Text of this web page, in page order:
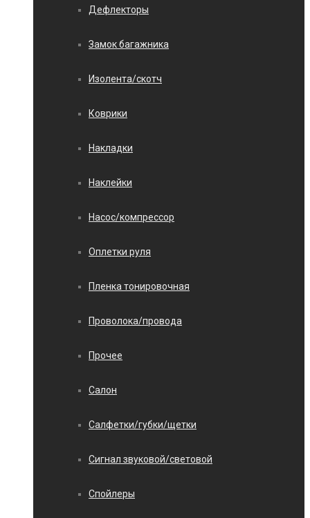
Дефлекторы
Замок багажника
Изолента/скотч
Коврики
Накладки
Наклейки
Насос/компрессор
Оплетки руля
Пленка тонировочная
Проволока/провода
Прочее
Салон
Салфетки/губки/щетки
Сигнал звуковой/световой
Спойлеры